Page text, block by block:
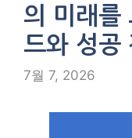
의 미래를
드와 성공
7월 7, 2026